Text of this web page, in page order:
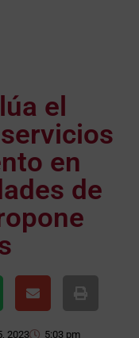
el
en
de
2023 5:03 pm